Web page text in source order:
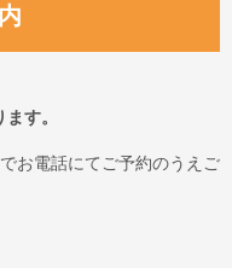
す。
でお電話にてご予約のうえご